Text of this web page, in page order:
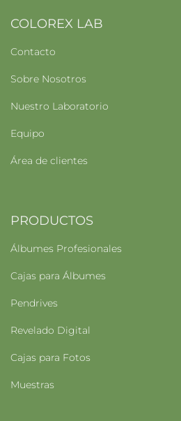
COLOREX LAB
Contacto
Sobre Nosotros
Nuestro Laboratorio
Equipo
Área de clientes
PRODUCTOS
Álbumes Profesionales
Cajas para Álbumes
Pendrives
Revelado Digital
Cajas para Fotos
Muestras